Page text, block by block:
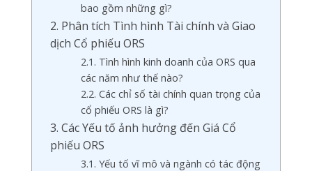
bao gồm những gì?
2. Phân tích Tình hình Tài chính và Giao
dịch Cổ phiếu ORS
2.1. Tình hình kinh doanh của ORS qua
các năm như thế nào?
2.2. Các chỉ số tài chính quan trọng của
cổ phiếu ORS là gì?
3. Các Yếu tố ảnh hưởng đến Giá Cổ
phiếu ORS
3.1. Yếu tố vĩ mô và ngành có tác động